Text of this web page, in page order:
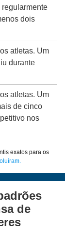
dois
atletas. Um
durante
atletas. Um
de cinco
nos
exatos para os
de